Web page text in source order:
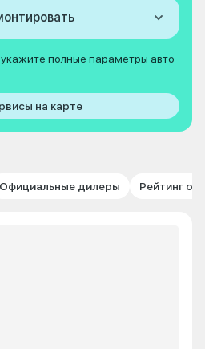
полные параметры авто
на карте
Официальные дилеры Рейтинг